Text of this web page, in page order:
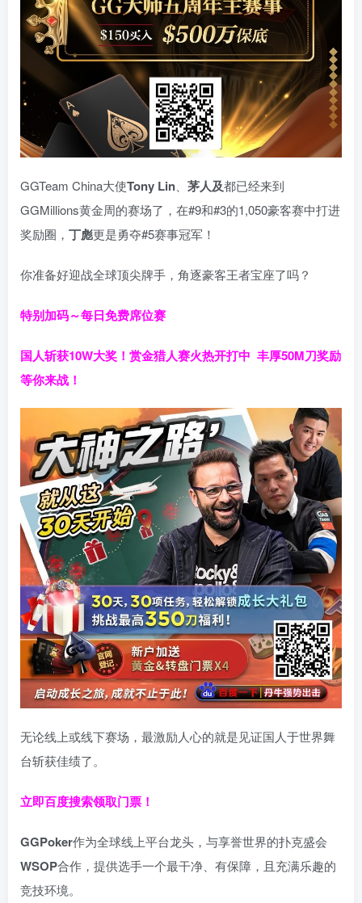
GGTeam China大使Tony Lin、 茅人及都已经来到
GGMillions黄金周的赛场了，在#9和#3的1,050豪客赛中打进
奖励圈， 丁彪更是勇夺#5赛事冠军！
你准备好迎战全球顶尖牌手，角逐豪客王者宝座了吗？
特别加码～每日免费席位赛
国人斩获10W大奖！ 赏金猎人赛火热开打中 丰厚50M刀奖励
等你来战！
无论线上或线下赛场，最激励人心的就是见证国人于世界舞
台斩获佳绩了。
立即百度搜索领取门票！
GGPoker作为全球线上平台龙头，与享誉世界的扑克盛会
WSOP合作，提供选手一个最干净、有保障，且充满乐趣的
竞技环境。